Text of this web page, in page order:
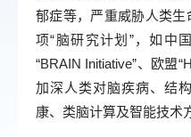
郁症等，严重威胁人类
项“脑研究计划”，如中
“BRAIN Initiative”、欧盟
加深人类对脑疾病、结
康、类脑计算及智能技术